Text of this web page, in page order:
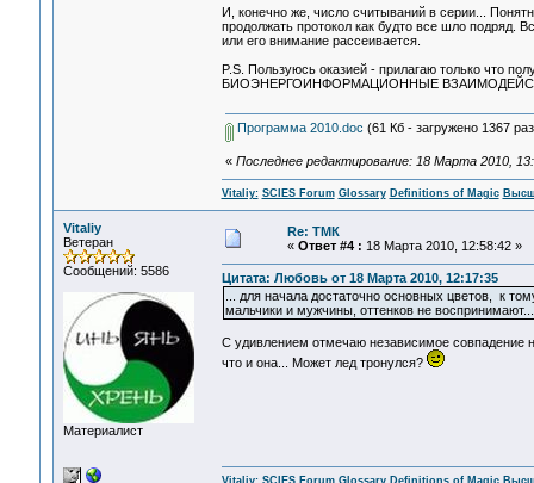
И, конечно же, число считываний в серии...
продолжать протокол как будто все шло подряд.
или его внимание рассеивается.
P.S. Пользуюсь оказией - прилагаю только что
БИОЭНЕРГОИНФОРМАЦИОННЫЕ
Программа 2010.doc (61 Кб - загружено 1367
« Последнее редактирование: 18 Марта 2010,
Vitaliy: SCIES Forum Glossary Definitions of Magic
Vitaliy
Ветеран
Сообщений: 5586
Материалист
Re: ТМК
« Ответ #4 : 18 Марта 2010, 12:58:42 »
Цитата: Любовь от 18 Марта 2010, 12:17:35
... для начала достаточно основных цветов, к
мальчики и мужчины, оттенков не воспринимают...
С удивлением отмечаю независимое совпадение
что и она... Может лед тронулся?